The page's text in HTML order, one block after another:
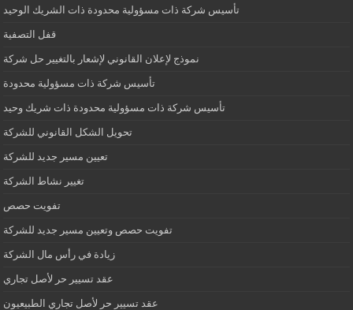
تأسيس شركة ذات مسؤولية محدودة ذات الشريك الوحيد
قفل التصفية
نموذج لإعلان القانوني لإشعار بالتغيير حل شركة
تأسيس شركة ذات مسؤولية محدودة
تأسيس شركة ذات مسؤولية محدودة ذات شريك وحيد
تحويل الشكل القانوني للشركة
تعيين مسير جديد للشركة
تغيير نشاط الشركة
تفويت حصص
تفويت حصص وتعيين مسير جديد للشركة
زيادة في رأس مال الشركة
عقد تسيير حر لأصل تجاري
عقد تسيير حر لأصل تجاري الطبيعيون